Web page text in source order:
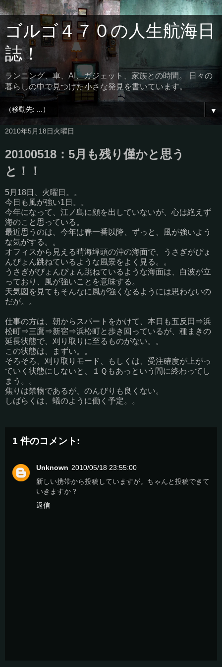
ゴルゴ４７０の人生航海日
誌！
ランニング、車、AI、ガジェット、家族との時間。 日々の
暮らしの中で見つけた小さな発見を書いています。
▼
2010年5月18日火曜日
20100518：5月も残り僅かと思う
と！！
5月18日、火曜日。。
今日も風が強い1日。。
今年になって、江ノ島に顔を出していないが、心は絶えず
海のこと思っている。
最近思うのは、今年は春一番以降、ずっと、風が強いよう
な気がする。。
オフィスから見える晴海埠頭の沖の海面で、うさぎがぴょ
んぴょん跳ねているような風景をよく見る。。
うさぎがぴょんぴょん跳ねているような海面は、白波が立
っており、風が強いことを意味する。
天気図を見てもそんなに風が強くなるようには思わないの
だが。。
仕事の方は、朝からスパートをかけて、本日も五反田⇒浜
松町⇒三鷹⇒新宿⇒浜松町と歩き回っているが、種まきの
延長状態で、刈り取りに至るものがない。。
この状態は、まずい。。
そろそろ、刈り取りモード、もしくは、受注確度が上がっ
ていく状態にしないと、１Ｑもあっという間に終わってし
まう。。
焦りは禁物であるが、のんびりも良くない。
しばらくは、蟻のように働く予定。。
1 件のコメント:
Unknown 2010/05/18 23:55:00
新しい携帯から投稿していますが。ちゃんと投稿できて
いきますか？
返信